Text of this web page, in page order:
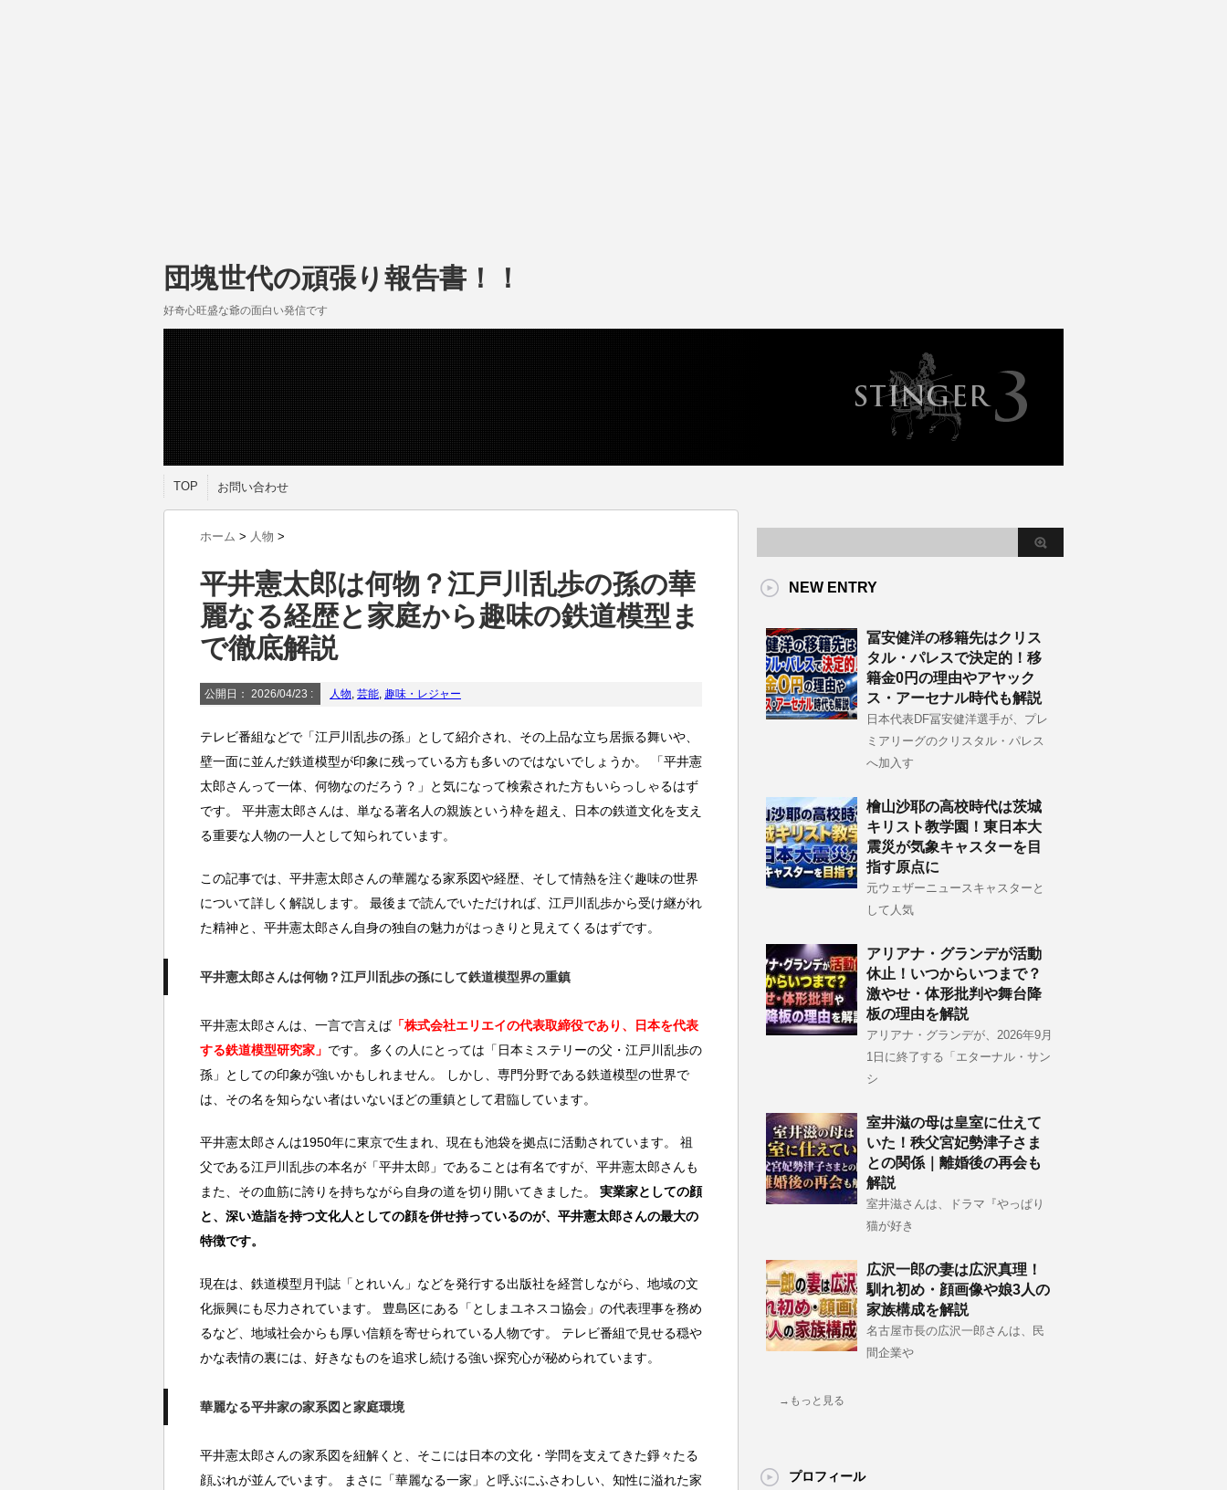
団塊世代の頑張り報告書！！
好奇心旺盛な爺の面白い発信です
TOP お問い合わせ
ホーム > 人物 >
平井憲太郎は何物？江戸川乱歩の孫の華
麗なる経歴と家庭から趣味の鉄道模型ま
で徹底解説
公開日： 2026/04/23 : 人物, 芸能, 趣味・レジャー
テレビ番組などで「江戸川乱歩の孫」として紹介され、その上品な立ち居振る舞いや、
壁一面に並んだ鉄道模型が印象に残っている方も多いのではないでしょうか。 「平井憲
太郎さんって一体、何物なのだろう？」と気になって検索された方もいらっしゃるはず
です。 平井憲太郎さんは、単なる著名人の親族という枠を超え、日本の鉄道文化を支え
る重要な人物の一人として知られています。
この記事では、平井憲太郎さんの華麗なる家系図や経歴、そして情熱を注ぐ趣味の世界
について詳しく解説します。 最後まで読んでいただければ、江戸川乱歩から受け継がれ
た精神と、平井憲太郎さん自身の独自の魅力がはっきりと見えてくるはずです。
平井憲太郎さんは何物？江戸川乱歩の孫にして鉄道模型界の重鎮
平井憲太郎さんは、一言で言えば「株式会社エリエイの代表取締役であり、日本を代表
する鉄道模型研究家」 です。 多くの人にとっては「日本ミステリーの父・江戸川乱歩の
孫」としての印象が強いかもしれません。 しかし、専門分野である鉄道模型の世界で
は、その名を知らない者はいないほどの重鎮として君臨しています。
平井憲太郎さんは1950年に東京で生まれ、現在も池袋を拠点に活動されています。 祖
父である江戸川乱歩の本名が「平井太郎」であることは有名ですが、平井憲太郎さんも
また、その血筋に誇りを持ちながら自身の道を切り開いてきました。 実業家としての顔
と、深い造詣を持つ文化人としての顔を併せ持っているのが、平井憲太郎さんの最大の
特徴です。
現在は、鉄道模型月刊誌「とれいん」などを発行する出版社を経営しながら、地域の文
化振興にも尽力されています。 豊島区にある「としまユネスコ協会」の代表理事を務め
るなど、地域社会からも厚い信頼を寄せられている人物です。 テレビ番組で見せる穏や
かな表情の裏には、好きなものを追求し続ける強い探究心が秘められています。
華麗なる平井家の家系図と家庭環境
平井憲太郎さんの家系図を紐解くと、そこには日本の文化・学問を支えてきた錚々たる
顔ぶれが並んでいます。 まさに「華麗なる一家」と呼ぶにふさわしい、知性に溢れた家
NEW ENTRY
冨安健洋の移籍先はクリス
タル・パレスで決定的！移
籍金0円の理由やアヤック
ス・アーセナル時代も解説
日本代表DF冨安健洋選手が、プレ
ミアリーグのクリスタル・パレス
へ加入す
檜山沙耶の高校時代は茨城
キリスト教学園！東日本大
震災が気象キャスターを目
指す原点に
元ウェザーニュースキャスターと
して人気
アリアナ・グランデが活動
休止！いつからいつまで？
激やせ・体形批判や舞台降
板の理由を解説
アリアナ・グランデが、2026年9月
1日に終了する「エターナル・サン
シ
室井滋の母は皇室に仕えて
いた！秩父宮妃勢津子さま
との関係｜離婚後の再会も
解説
室井滋さんは、ドラマ『やっぱり
猫が好き
広沢一郎の妻は広沢真理！
馴れ初め・顔画像や娘3人の
家族構成を解説
名古屋市長の広沢一郎さんは、民
間企業や
→もっと見る
プロフィール